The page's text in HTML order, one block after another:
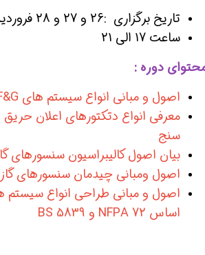
تاریخ برگزاری :26 و 27 و 28 فروردین 1401
ساعت 17 الی 21
دوره :
اصول و‌ مبانی انواع سیستم های F&G
معرفی انواع دتکتورهای اعلان
سنج
بیان اصول کالیبراسیون سنسورهای
اصول و‌مبانی چیدمان سنسورهای گاز
اصول و مبانی طراحی انواع سیستم
اساس NFPA 72 و BS 5839